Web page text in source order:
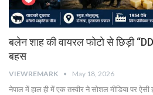
बलेन शाह की वायरल फोटो से छिड़ी
बहस
VIEWREMARK May 18, 2026
नेपाल में हाल ही में एक तस्वीर ने सोशल मीडिया पर